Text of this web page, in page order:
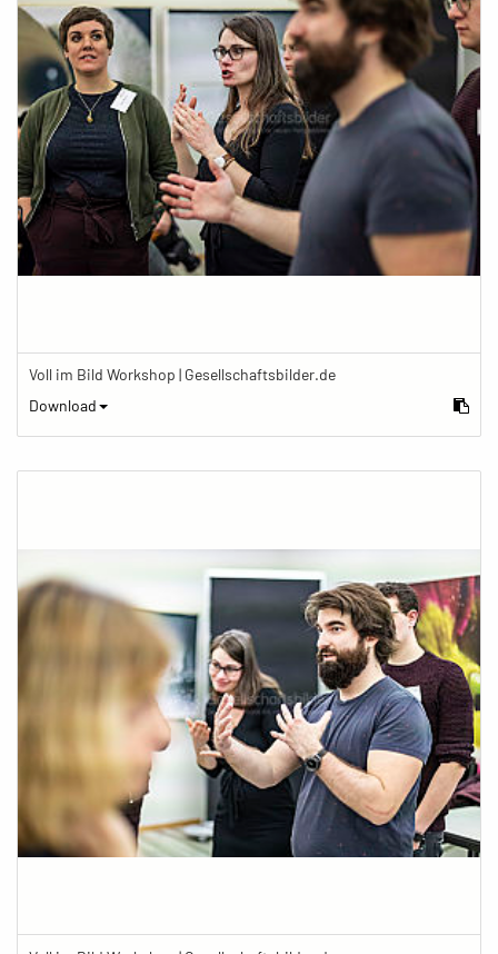
Voll im Bild Workshop | Gesellschaftsbilder.de
Download